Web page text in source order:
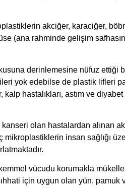
akciğer, karaciğer,
(ana rahminde gelişim
derinlemesine nüfuz ettiği
yok edebilse de plastik lifleri
hastalıkları, astım ve
kanseri olan hastalardan alınan
mikroplastiklerin insan sağlığı
vücudu korumakla
için uygun olan yün,